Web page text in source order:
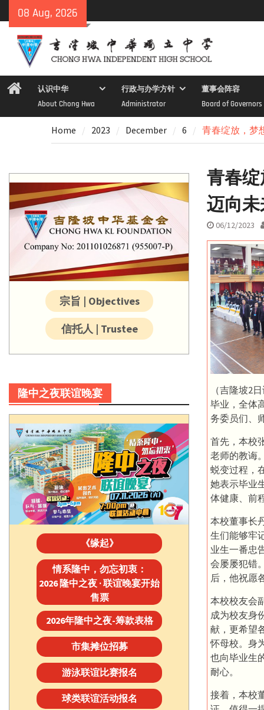
to
content
08 Aug, 2026
Home认识中华
About Chong Hwa
行政与办学方针
Administrator
董事会阵容
Board of Governors
Home 2023 December 6 青春绽放，梦
青春
迈向
06/12/2023
（吉隆坡2
毕业，全体
务委员们、
首先，本校
老师的教诲
蜕变过程，
她表示毕业
体健康、前
本校董事长
生们能够牢
业生一番忠
会屡屡犯错
后，他祝愿
本校校友会
成为校友身
献，更希望
怀母校。身
也向毕业生
耐心。
接着，本校
宗旨 | Objectives
信托人 | Trustee
隆中之夜联谊晚宴
《缘起》
情系隆中，勿忘初衷：
2026 隆中之夜 · 联谊晚宴开始
售票
2026年隆中之夜-筹款表格
市集摊位招募
游泳联谊比赛报名
球类联谊活动报名